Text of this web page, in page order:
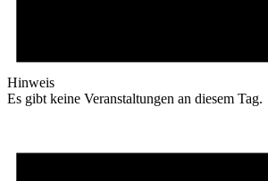
Hinweis
Es gibt keine Veranstaltungen an diesem Tag.